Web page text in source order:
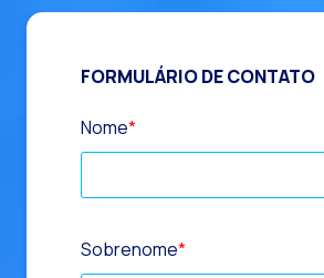
FORMULÁRIO DE CONTATO
Nome*
Sobrenome*